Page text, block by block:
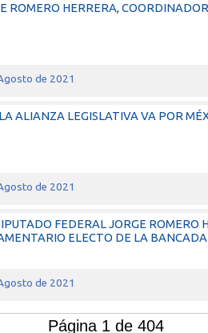
ROMERO HERRERA,
de 2021
ALIANZA LEGISLATIVA VA POR
de 2021
FEDERAL JORGE ROMERO
ELECTO DE LA BANCADA
de 2021